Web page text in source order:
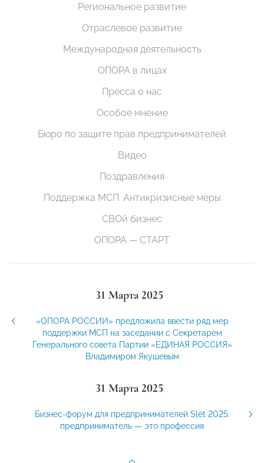
Региональное развитие
Отраслевое развитие
Международная деятельность
ОПОРА в лицах
Пресса о нас
Особое мнение
Бюро по защите прав предпринимателей
Видео
Поздравления
Поддержка МСП. Антикризисные меры
СВОй бизнес
ОПОРА — СТАРТ
31 Марта 2025
«ОПОРА РОССИИ» предложила ввести ряд мер
поддержки МСП на заседании с Секретарем
Генерального совета Партии «ЕДИНАЯ РОССИЯ»
Владимиром Якушевым
31 Марта 2025
Бизнес-форум для предпринимателей Slёt 2025:
предприниматель — это профессия